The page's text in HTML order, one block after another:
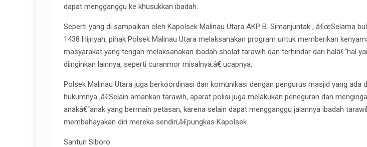
dapat mengganggu ke khusukkan ibadah.
Seperti yang di sampaikan oleh Kapolsek Malinau Utara AKP B. Simanjuntak , â€œSelama
1438 Hijriyah, pihak Polsek Malinau Utara melaksanakan program untuk memberikan
masyarakat yang tengah melaksanakan ibadah sholat tarawih dan terhindar dari halâ€“hal
diinginkan lainnya, seperti curanmor misalnya,â€ ucapnya.
Polsek Malinau Utara juga berkoordinasi dan komunikasi dengan pengurus masjid yang ada
hukumnya ,â€Selain amankan tarawih, aparat polisi juga melakukan peneguran dan
anakâ€“anak yang bermain petasan, karena selain dapat mengganggu jalannya ibadah
membahayakan diri mereka sendiri,â€pungkas Kapolsek
Santun Siboro